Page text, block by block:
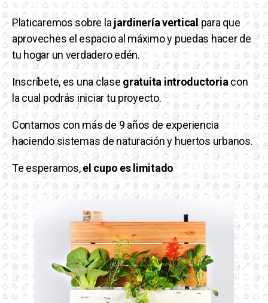
Platicaremos sobre la jardinería verticalpara que
aproveches el espacio al máximo y puedas hacer de
tu hogar un verdadero edén.
Inscríbete, es una clase gratuita introductoriacon
la cual podrás iniciar tu proyecto.
Contamos con más de 9 años de experiencia
haciendo sistemas de naturación y huertos urbanos.
Te esperamos,el cupo es limitado